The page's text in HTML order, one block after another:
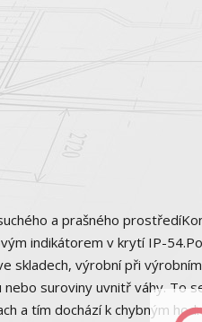
a prašného
indikátorem v krytí IP-
skladech, výrobní při
suroviny uvnitř váhy. To
a tím dochází k chybným